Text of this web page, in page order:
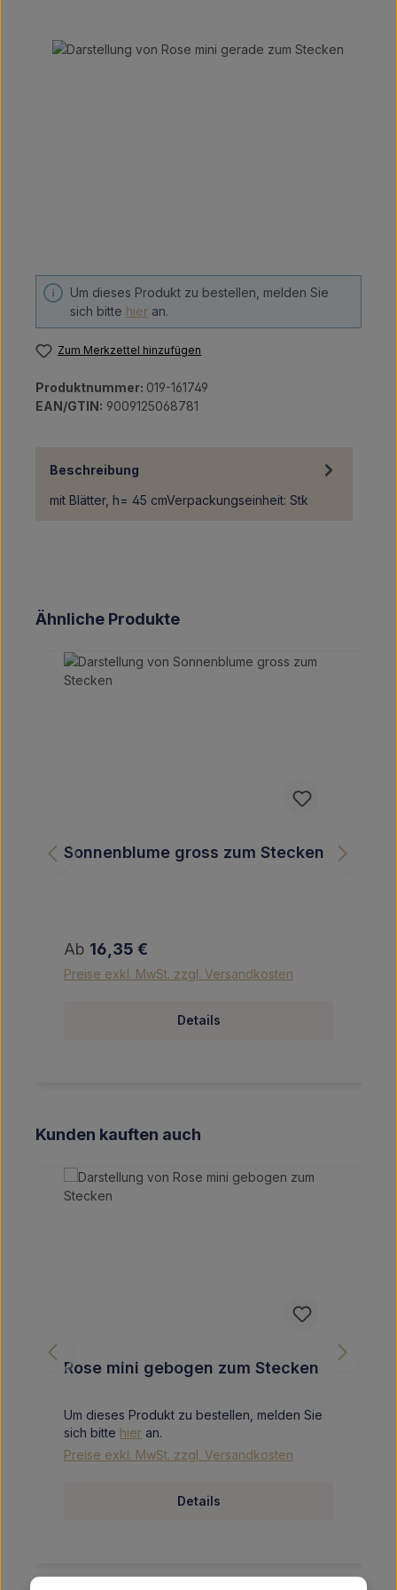
Bildergalerie überspringen
Um dieses Produkt zu bestellen, melden Sie
sich bitte hier an.
Zum Merkzettel hinzufügen
Produktnummer: 019-161749
EAN/GTIN: 9009125068781
Beschreibung
mit Blätter, h= 45 cmVerpackungseinheit: Stk
Produktgalerie überspringen
Ähnliche Produkte
Sonnenblume gross zum Stecken
Regulärer Preis:
Ab 16,35 €
Preise exkl. MwSt. zzgl. Versandkosten
Details
Produktgalerie überspringen
Kunden kauften auch
Rose mini gebogen zum Stecken
Um dieses Produkt zu bestellen, melden Sie
sich bitte hier an.
Preise exkl. MwSt. zzgl. Versandkosten
Details